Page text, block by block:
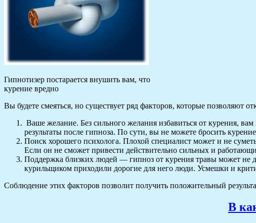
Гипнотизер постарается внушить вам, что
курение вредно
Вы будете смеяться, но существует ряд факторов, которые позволяют
Ваше желание. Без сильного желания избавиться от курения,
результаты после гипноза. По сути, вы не можете бросить
Поиск хорошего психолога. Плохой специалист может и не
Если он не сможет привести действительно сильных и
Поддержка близких людей — гипноз от курения травы может не
курильщиком приходили дорогие для него люди. Усмешки и
Соблюдение этих факторов позволит получить положительный
В